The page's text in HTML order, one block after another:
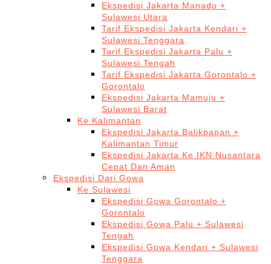
Ekspedisi Jakarta Manado +
Sulawesi Utara
Tarif Ekspedisi Jakarta Kendari +
Sulawesi Tenggara
Tarif Ekspedisi Jakarta Palu +
Sulawesi Tengah
Tarif Ekspedisi Jakarta Gorontalo +
Gorontalo
Ekspedisi Jakarta Mamuju +
Sulawesi Barat
Ke Kalimantan
Ekspedisi Jakarta Balikpapan +
Kalimantan Timur
Ekspedisi Jakarta Ke IKN Nusantara
Cepat Dan Aman
Ekspedisi Dari Gowa
Ke Sulawesi
Ekspedisi Gowa Gorontalo +
Gorontalo
Ekspedisi Gowa Palu + Sulawesi
Tengah
Ekspedisi Gowa Kendari + Sulawesi
Tenggara